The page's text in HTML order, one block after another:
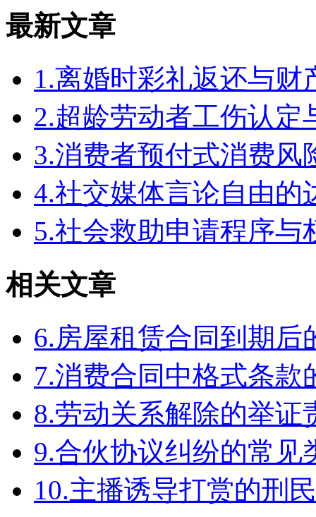
最新文章
1.离婚时彩礼返还与财
2.超龄劳动者工伤认定
3.消费者预付式消费风
4.社交媒体言论自由
5.社会救助申请程序与
相关文章
6.房屋租赁合同到期后
7.消费合同中格式条款
8.劳动关系解除的举证
9.合伙协议纠纷的常见
10.主播诱导打赏的刑